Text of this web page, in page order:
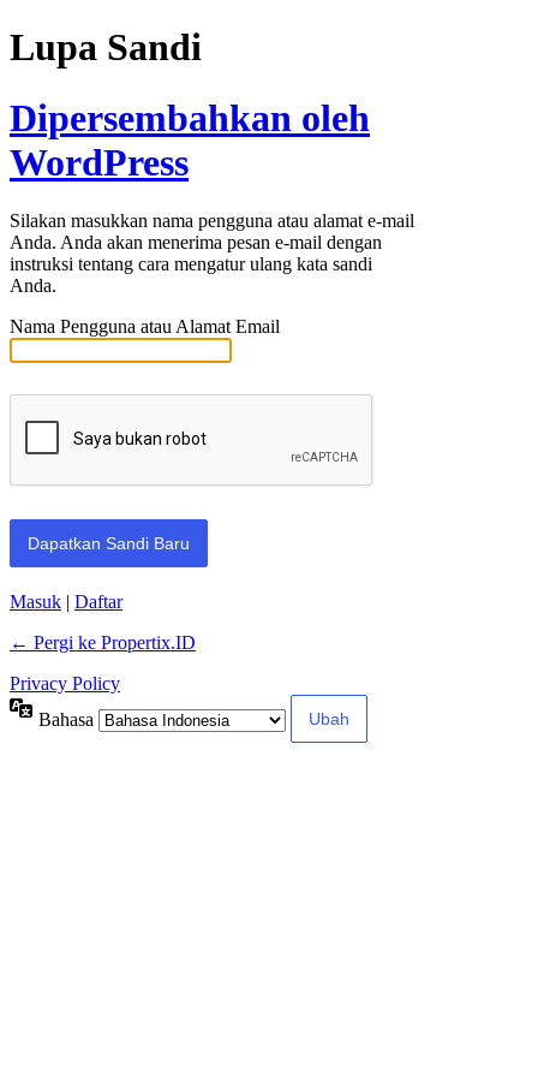
Lupa Sandi
Dipersembahkan oleh
WordPress
Silakan masukkan nama pengguna atau alamat e-mail
Anda. Anda akan menerima pesan e-mail dengan
instruksi tentang cara mengatur ulang kata sandi
Anda.
Nama Pengguna atau Alamat Email
Masuk | Daftar
← Pergi ke Propertix.ID
Privacy Policy
Bahasa